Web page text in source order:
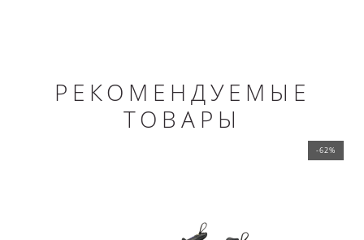
РЕКОМЕНДУЕМЫЕ
ТОВАРЫ
-62%